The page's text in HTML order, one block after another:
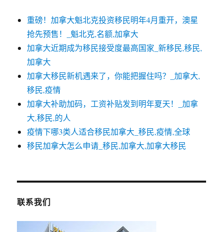
重磅！加拿大魁北克投资移民明年4月重开，澳星
抢先预售！_魁北克,名额,加拿大
加拿大近期成为移民接受度最高国家_新移民,移民,
加拿大
加拿大移民新机遇来了，你能把握住吗？_加拿大,
移民,疫情
加拿大补助加码，工资补贴发到明年夏天！_加拿
大,移民,的人
疫情下哪3类人适合移民加拿大_移民,疫情,全球
移民加拿大怎么申请_移民,加拿大,加拿大移民
联系我们